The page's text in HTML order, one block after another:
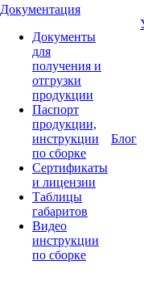
Документация
Документы
для
получения и
отгрузки
продукции
Паспорт
продукции,
инструкции
по сборке
Сертификаты
и лицензии
Таблицы
габаритов
Видео
инструкции
по сборке
Блог